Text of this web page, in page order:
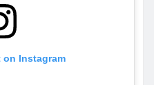
Instagram